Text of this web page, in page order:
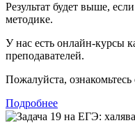
Результат будет выше,
методике.
У нас есть онлайн-курсы
преподавателей.
Пожалуйста,
Подробнее